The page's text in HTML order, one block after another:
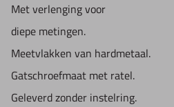
Met verlenging voor
diepe metingen.
Meetvlakken van hardmetaal.
Gatschroefmaat met ratel.
Geleverd zonder instelring.